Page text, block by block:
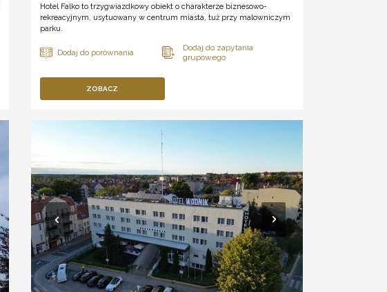
Hotel Falko to trzygwiazdkowy obiekt o charakterze biznesowo-
rekreacyjnym, usytuowany w centrum miasta, tuż przy malowniczym
parku.
ZOBACZ